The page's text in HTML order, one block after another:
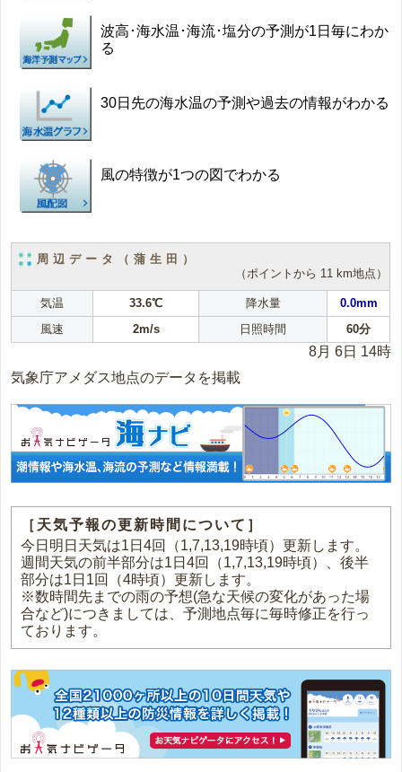
波高･海水温･海流･塩分の予測が1日毎にわか
る
30日先の海水温の予測や過去の情報がわかる
風の特徴が1つの図でわかる
周辺データ（蒲生田）
（ポイントから 11 km地点）
気温 33.6℃ 降水量
0.0mm
風速
2m/s 日照時間 60分
8月 6日 14時
気象庁アメダス地点のデータを掲載
［天気予報の更新時間について］
今日明日天気は1日4回（1,7,13,19時頃）更新します。
週間天気の前半部分は1日4回（1,7,13,19時頃）、後半
部分は1日1回（4時頃）更新します。
※数時間先までの雨の予想(急な天候の変化があった場
合など)につきましては、予測地点毎に毎時修正を行っ
ております。